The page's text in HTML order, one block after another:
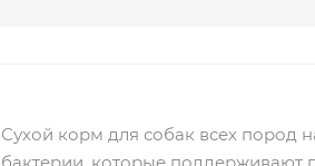
Сухой корм для собак всех пород